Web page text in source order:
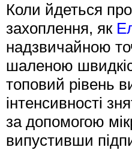
Коли йдеться
захоплення, як
надзвичайною
шаленою
топовий рівень
інтенсивності
за допомогою
випустивши